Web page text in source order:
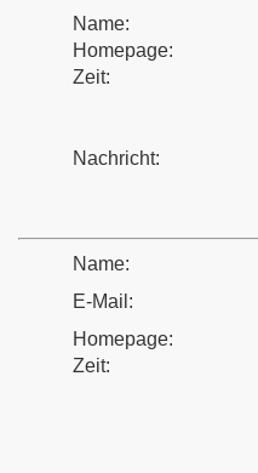
Name:
Homepage:
Zeit:
Nachricht:
Name:
E-Mail:
Homepage:
Zeit: